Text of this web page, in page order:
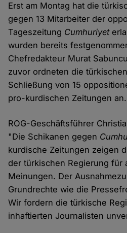
Erst am Montag hat die
gegen 13 Mitarbeiter der
Tageszeitung Cumhuriyet
wurden bereits
Chefredakteur Murat
zuvor ordneten die
Schließung von 15
pro-kurdischen Zeitungen an.
ROG-Geschäftsführer
"Die Schikanen gegen
kurdische Zeitungen zeigen
der türkischen Regierung für
Meinungen. Der
Grundrechte wie die
Wir fordern die türkische
inhaftierten Journalisten